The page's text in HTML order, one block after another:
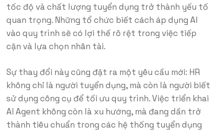
tốc độ và chất lượng tuyển dụng trở thành yếu tố
quan trọng. Những tổ chức biết cách áp dụng AI
vào quy trình sẽ có lợi thế rõ rệt trong việc tiếp
cận và lựa chọn nhân tài.
Sự thay đổi này cũng đặt ra một yêu cầu mới: HR
không chỉ là người tuyển dụng, mà còn là người biết
sử dụng công cụ để tối ưu quy trình. Việc triển khai
AI Agent không còn là xu hướng, mà đang dần trở
thành tiêu chuẩn trong các hệ thống tuyển dụng